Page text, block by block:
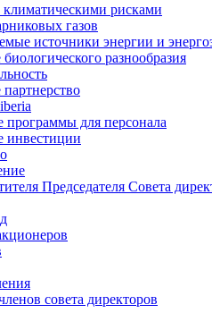
рисками
газов
источники энергии и
разнообразия
программы для персонала
инвестиции
Председателя Совета
совета директоров